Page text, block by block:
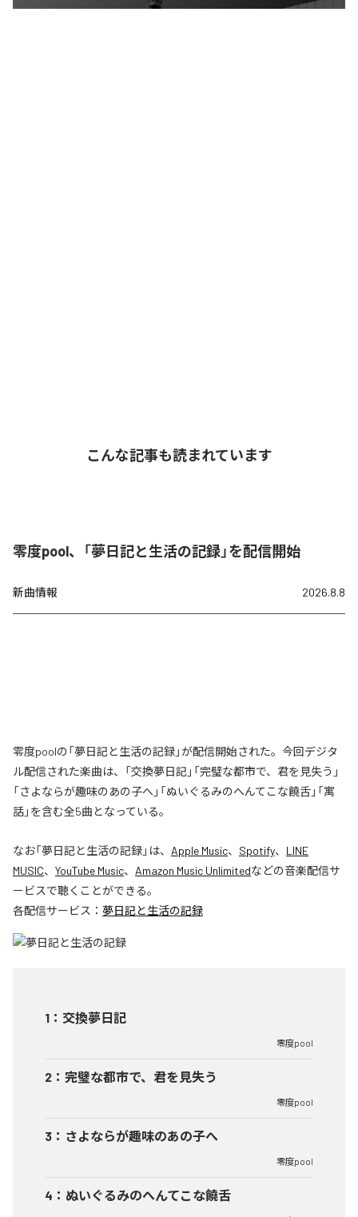
こんな記事も読まれています
零度pool、「夢日記と生活の記録」を配信開始
新曲情報 2026.8.8
零度poolの「夢日記と生活の記録」が配信開始された。今回デジタ
ル配信された楽曲は、「交換夢日記」「完璧な都市で、君を見失う」
「さよならが趣味のあの子へ」「ぬいぐるみのへんてこな饒舌」「寓
話」を含む全5曲となっている。
なお「夢日記と生活の記録」は、 Apple Music、 Spotify、 LINE
MUSIC、 YouTube Music、 Amazon Music Unlimitedなどの音楽配信サ
ービスで聴くことができる。
各配信サービス： 夢日記と生活の記録
1 ： 交換夢日記
零度pool
2 ： 完璧な都市で、君を見失う
零度pool
3 ： さよならが趣味のあの子へ
零度pool
4 ： ぬいぐるみのへんてこな饒舌